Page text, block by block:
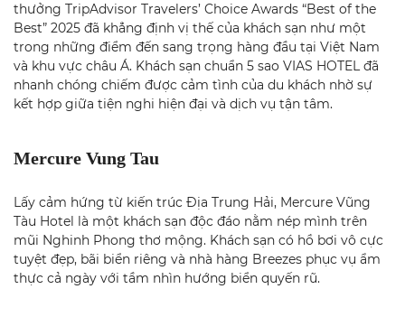
thưởng TripAdvisor Travelers’ Choice Awards “Best of the
Best” 2025 đã khẳng định vị thế của khách sạn như một
trong những điểm đến sang trọng hàng đầu tại Việt Nam
và khu vực châu Á. Khách sạn chuẩn 5 sao VIAS HOTEL đã
nhanh chóng chiếm được cảm tình của du khách nhờ sự
kết hợp giữa tiện nghi hiện đại và dịch vụ tận tâm.
Mercure Vung Tau
Lấy cảm hứng từ kiến trúc Địa Trung Hải, Mercure Vũng
Tàu Hotel là một khách sạn độc đáo nằm nép mình trên
mũi Nghinh Phong thơ mộng. Khách sạn có hồ bơi vô cực
tuyệt đẹp, bãi biển riêng và nhà hàng Breezes phục vụ ẩm
thực cả ngày với tầm nhìn hướng biển quyến rũ.